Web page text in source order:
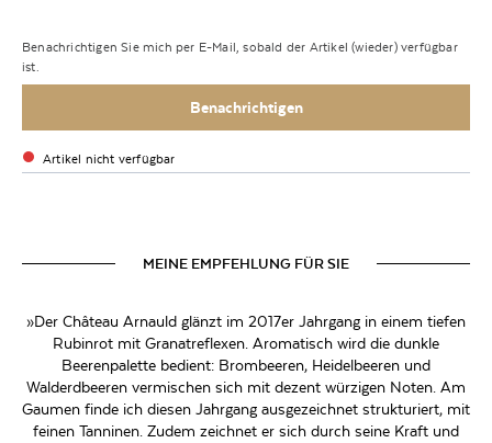
Benachrichtigen Sie mich per E-Mail, sobald der Artikel (wieder) verfügbar
ist.
Benachrichtigen
Artikel nicht verfügbar
MEINE EMPFEHLUNG FÜR SIE
»Der Château Arnauld glänzt im 2017er Jahrgang in einem tiefen
Rubinrot mit Granatreflexen. Aromatisch wird die dunkle
Beerenpalette bedient: Brombeeren, Heidelbeeren und
Walderdbeeren vermischen sich mit dezent würzigen Noten. Am
Gaumen finde ich diesen Jahrgang ausgezeichnet strukturiert, mit
feinen Tanninen. Zudem zeichnet er sich durch seine Kraft und